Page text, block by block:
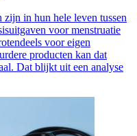
zijn in hun hele leven tussen
voor menstruatie
voor eigen
producten kan dat
Dat blijkt uit een analyse